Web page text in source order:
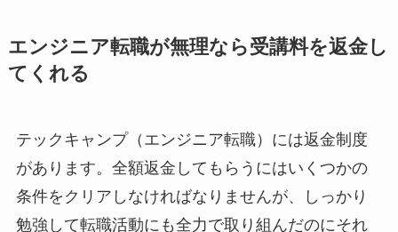
エンジニア転職が無理なら受講料を返金し
てくれる
テックキャンプ（エンジニア転職）には返金制度
があります。全額返金してもらうにはいくつかの
条件をクリアしなければなりませんが、しっかり
勉強して転職活動にも全力で取り組んだのにそれ